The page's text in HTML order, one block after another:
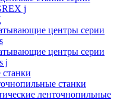
j
центры серии
центры серии
j
станки
ленточнопильные